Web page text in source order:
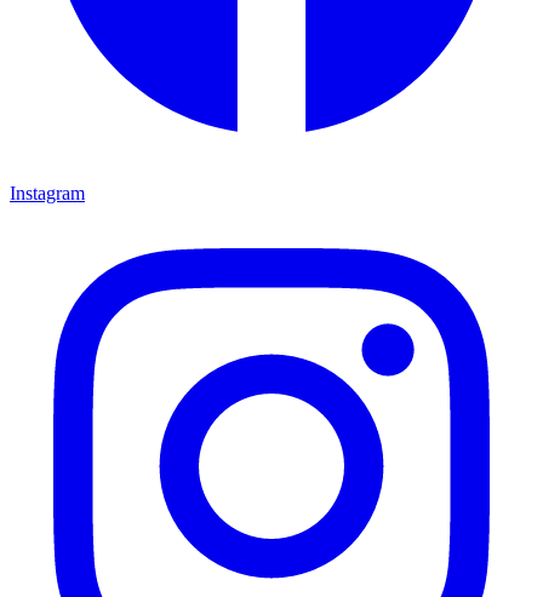
Instagram